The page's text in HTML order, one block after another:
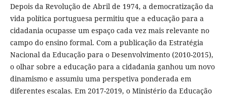
Depois da Revolução de Abril de 1974, a democratização da
vida política portuguesa permitiu que a educação para a
cidadania ocupasse um espaço cada vez mais relevante no
campo do ensino formal. Com a publicação da Estratégia
Nacional da Educação para o Desenvolvimento (2010-2015),
o olhar sobre a educação para a cidadania ganhou um novo
dinamismo e assumiu uma perspetiva ponderada em
diferentes escalas. Em 2017-2019, o Ministério da Educação